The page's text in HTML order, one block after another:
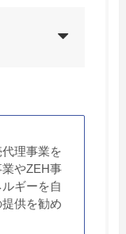
理事業を
やZEH事
ギーを自
供を勧め